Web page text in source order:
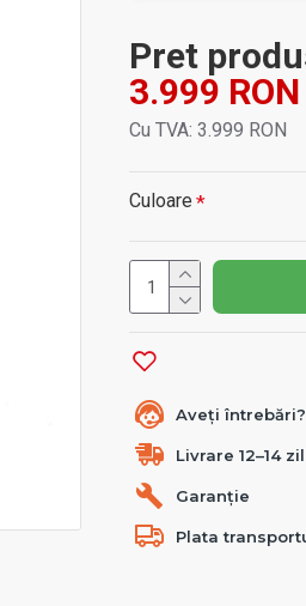
Pret
3.999 RON
Cu TVA: 3.999 RON
Culoare
Aveți întrebări?
Livrare 12–14
Garanție
Plata